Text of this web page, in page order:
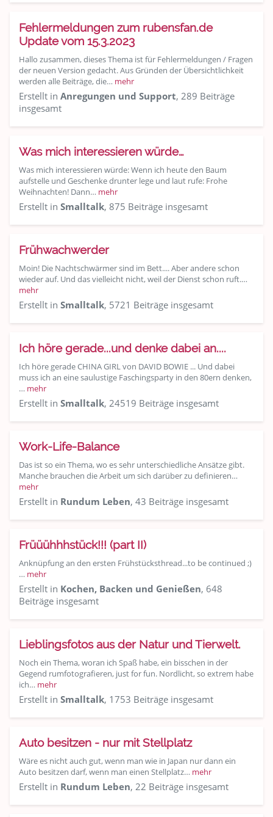
Fehlermeldungen zum rubensfan.de
Update vom 15.3.2023
Hallo zusammen, dieses Thema ist für Fehlermeldungen / Fragen
der neuen Version gedacht. Aus Gründen der Übersichtlichkeit
werden alle Beiträge, die… mehr
Erstellt in Anregungen und Support, 289 Beiträge
insgesamt
Was mich interessieren würde…
Was mich interessieren würde: Wenn ich heute den Baum
aufstelle und Geschenke drunter lege und laut rufe: Frohe
Weihnachten! Dann… mehr
Erstellt in Smalltalk, 875 Beiträge insgesamt
Frühwachwerder
Moin! Die Nachtschwärmer sind im Bett.... Aber andere schon
wieder auf. Und das vielleicht nicht, weil der Dienst schon ruft.…
mehr
Erstellt in Smalltalk, 5721 Beiträge insgesamt
Ich höre gerade...und denke dabei an....
Ich höre gerade CHINA GIRL von DAVID BOWIE ... Und dabei
muss ich an eine saulustige Faschingsparty in den 80ern denken,
… mehr
Erstellt in Smalltalk, 24519 Beiträge insgesamt
Work-Life-Balance
Das ist so ein Thema, wo es sehr unterschiedliche Ansätze gibt.
Manche brauchen die Arbeit um sich darüber zu definieren…
mehr
Erstellt in Rundum Leben, 43 Beiträge insgesamt
Früüühhhstück!!! (part II)
Anknüpfung an den ersten Frühstücksthread...to be continued ;)
… mehr
Erstellt in Kochen, Backen und Genießen, 648
Beiträge insgesamt
Lieblingsfotos aus der Natur und Tierwelt.
Noch ein Thema, woran ich Spaß habe, ein bisschen in der
Gegend rumfotografieren, just for fun. Nordlicht, so extrem habe
ich… mehr
Erstellt in Smalltalk, 1753 Beiträge insgesamt
Auto besitzen - nur mit Stellplatz
Wäre es nicht auch gut, wenn man wie in Japan nur dann ein
Auto besitzen darf, wenn man einen Stellplatz… mehr
Erstellt in Rundum Leben, 22 Beiträge insgesamt